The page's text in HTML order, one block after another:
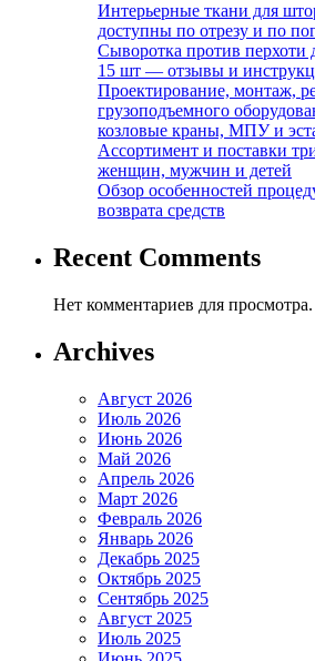
Интерьерные ткани для
доступны по отрезу и по
Сыворотка против перхоти
15 шт — отзывы и
Проектирование, монтаж,
грузоподъемного
козловые краны, МПУ и
Ассортимент и поставки
женщин, мужчин и детей
Обзор особенностей
возврата средств
Recent Comments
Нет комментариев для просмотра.
Archives
Август 2026
Июль 2026
Июнь 2026
Май 2026
Апрель 2026
Март 2026
Февраль 2026
Январь 2026
Декабрь 2025
Октябрь 2025
Сентябрь 2025
Август 2025
Июль 2025